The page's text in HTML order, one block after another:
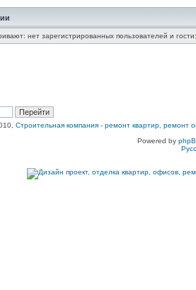
нет зарегистрированных пользователей и
Строительная компания - ремонт квартир, ремонт
Powered by